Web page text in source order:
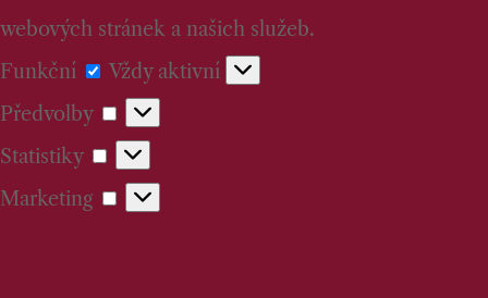
webových stránek a našich služeb.
Funkční
Funkční
Vždy aktivní
Předvolby
Předvolby
Statistiky
Statistiky
Marketing
Marketing